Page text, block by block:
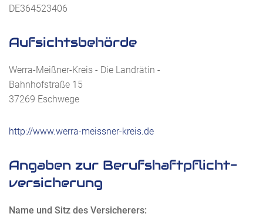
DE364523406
Aufsichtsbehörde
Werra-Meißner-Kreis - Die Landrätin -
Bahnhofstraße 15
37269 Eschwege
http://www.werra-meissner-kreis.de
Angaben zur Berufs­haftpflicht­
versicherung
Name und Sitz des Versicherers: